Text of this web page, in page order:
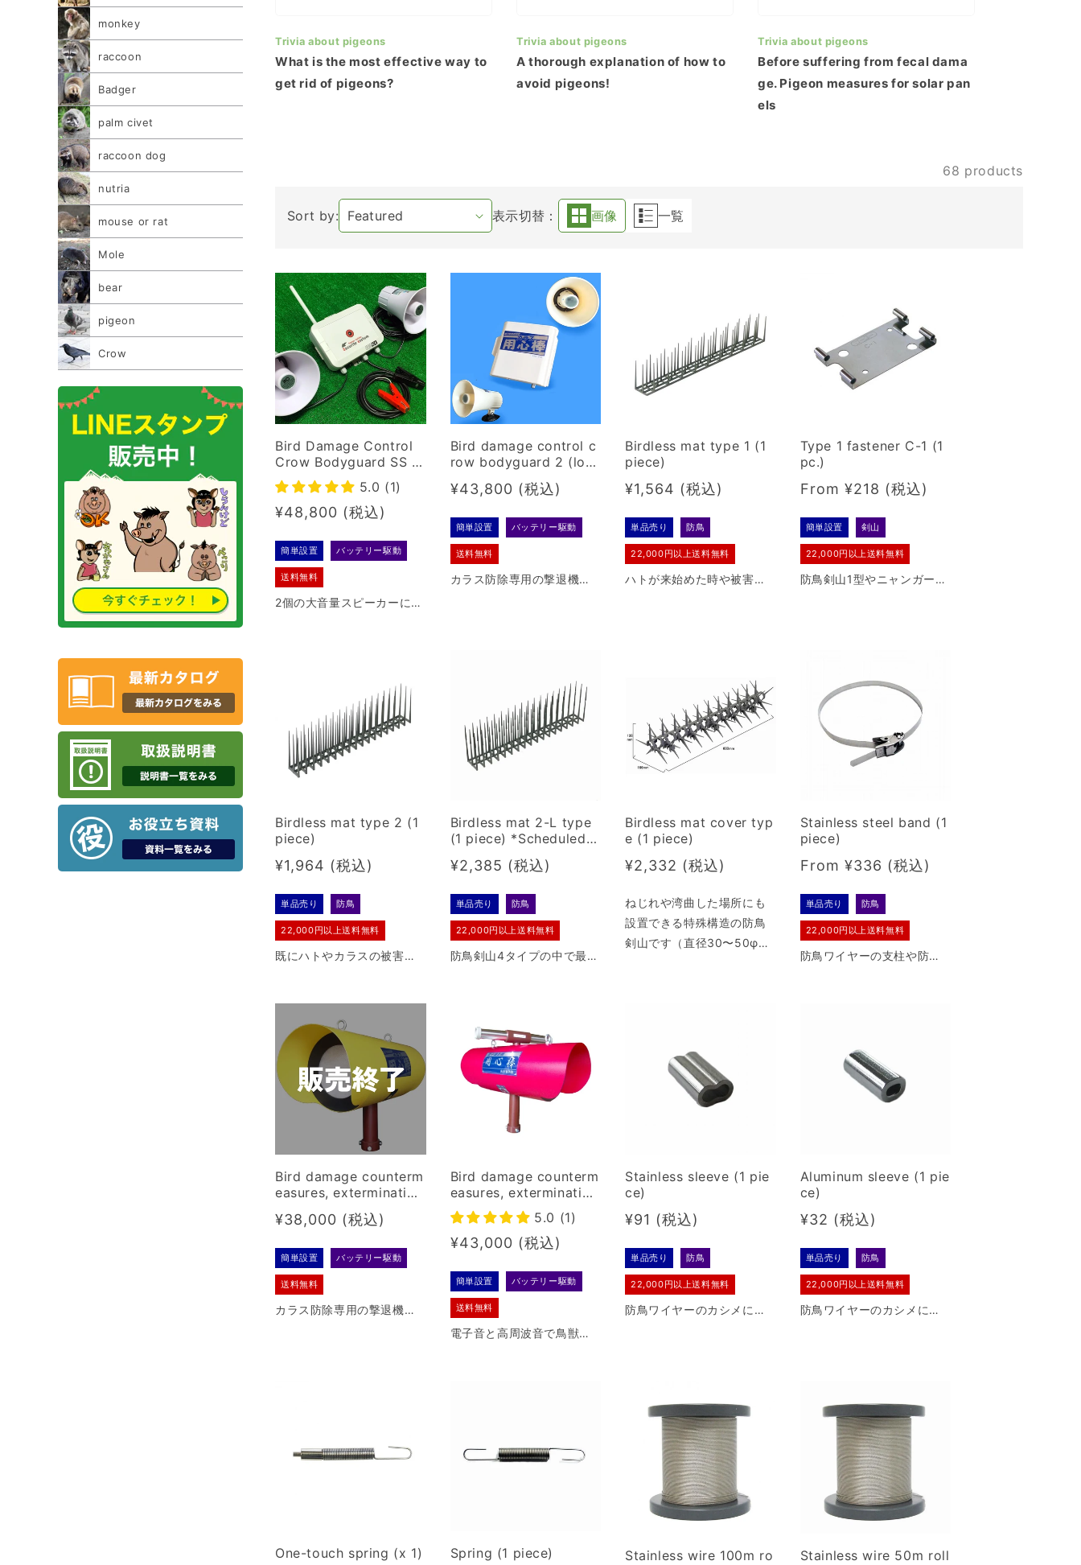
monkey
raccoon
Badger
palm civet
raccoon dog
nutria
mouse or rat
Mole
bear
pigeon
Crow
Trivia about pigeons
What is the most effective way to
get rid of pigeons?
Trivia about pigeons
A thorough explanation of how to
avoid pigeons!
Trivia about pigeons
Before suffering from fecal dama
ge. Pigeon measures for solar pan
els
68 products
Sort by: 表示切替： 画像 一覧
Bird Damage Control
Crow Bodyguard SS K
RS-SS1
5.0 (1)
Regular
¥48,800
簡単設置 バッテリー駆動
送料無料
2個の大音量スピーカーによ
Bird damage control c
row bodyguard 2 (lou
00
Regular
¥43,800
簡単設置 バッテリー駆動
送料無料
カラス防除専用の撃退機で
Birdless mat type 1 (1
piece)
Regular
¥1,564
単品売り 防鳥
22,000円以上送料無料
ハトが来始めた時や被害の
Type 1 fastener C-1 (1
pc.)
Regular
From ¥218
簡単設置 剣山
22,000円以上送料無料
防鳥剣山1型やニャンガード
Birdless mat type 2 (1
piece)
Regular
¥1,964
単品売り 防鳥
22,000円以上送料無料
既にハトやカラスの被害が
Birdless mat 2-L type
(1 piece) *Scheduled t
o be discontinued as l
ong as 600 in stock
Regular
¥2,385
単品売り 防鳥
22,000円以上送料無料
防鳥剣山4タイプの中で最も
Birdless mat cover typ
e (1 piece)
Regular
¥2,332
ねじれや湾曲した場所にも
設置できる特殊構造の防鳥
剣山です（直径30〜50φ程
Stainless steel band (1
piece)
Regular
From ¥336
単品売り 防鳥
22,000円以上送料無料
防鳥ワイヤーの支柱や防鳥
Bird damage counterm
easures, extermination
on machine, crow bod
Regular
¥38,000
簡単設置 バッテリー駆動
送料無料
カラス防除専用の撃退機で
Bird damage counterm
easures, extermination
intimidation machine/e
xplosion machine, Yoji
mbo R-100M4
5.0 (1)
Regular
¥43,000
簡単設置 バッテリー駆動
送料無料
電子音と高周波音で鳥獣を
Stainless sleeve (1 pie
ce)
Regular
¥91
単品売り 防鳥
22,000円以上送料無料
防鳥ワイヤーのカシメに使
Aluminum sleeve (1 pie
ce)
Regular
¥32
単品売り 防鳥
22,000円以上送料無料
防鳥ワイヤーのカシメに使
One-touch spring (x 1) Spring (1 piece)
Stainless wire 100m ro
Stainless wire 50m roll